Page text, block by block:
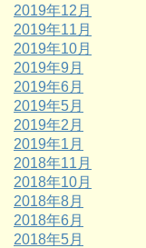
2019年12月
2019年11月
2019年10月
2019年9月
2019年6月
2019年5月
2019年2月
2019年1月
2018年11月
2018年10月
2018年8月
2018年6月
2018年5月